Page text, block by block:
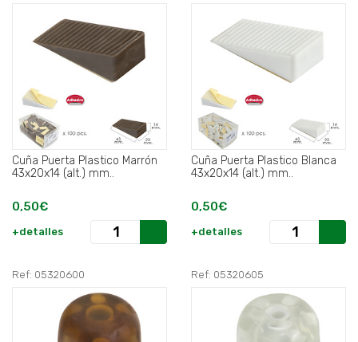
Cuña Puerta Plastico Marrón
43x20x14 (alt.) mm..
0,50€
+detalles
Cuña Puerta Plastico Blanca
43x20x14 (alt.) mm..
0,50€
+detalles
Ref: 05320600 Ref: 05320605